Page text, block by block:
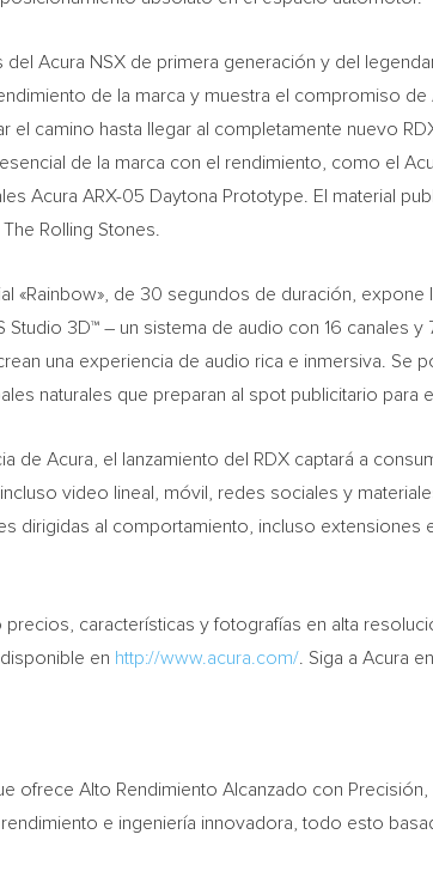
del Acura NSX de primera generación y del
de la marca y muestra el compromiso
el camino hasta llegar al completamente nuevo
de la marca con el rendimiento, como el
Acura ARX-05 Daytona Prototype. El material
Rolling Stones.
«Rainbow», de 30 segundos de duración,
3D™ – un sistema de audio con 16 canales
una experiencia de audio rica e inmersiva. Se
naturales que preparan al spot publicitario para
de Acura, el lanzamiento del RDX captará a
video lineal, móvil, redes sociales y
dirigidas al comportamiento, incluso extensiones
características y fotografías en alta
en http://www.acura.com/ . Siga a Acura
ofrece Alto Rendimiento Alcanzado con
e ingeniería innovadora, todo esto